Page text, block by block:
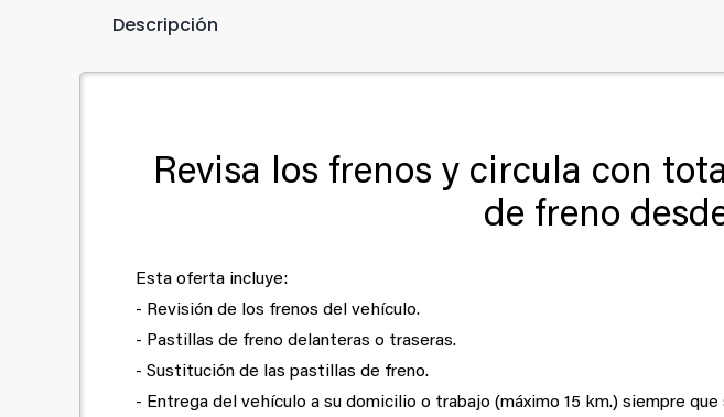
Descripción
Revisa los frenos y circula con
de freno
Esta oferta incluye:
- Revisión de los frenos del vehículo.
- Pastillas de freno delanteras o traseras.
- Sustitución de las pastillas de freno.
- Entrega del vehículo a su domicilio o trabajo (máximo 15 km.) siempre que